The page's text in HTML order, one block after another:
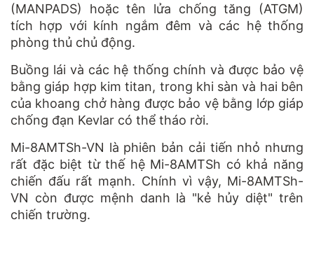
(MANPADS) hoặc tên lửa chống tăng (ATGM)
tích hợp với kính ngắm đêm và các hệ thống
phòng thủ chủ động.
Buồng lái và các hệ thống chính và được bảo vệ
bằng giáp hợp kim titan, trong khi sàn và hai bên
của khoang chở hàng được bảo vệ bằng lớp giáp
chống đạn Kevlar có thể tháo rời.
Mi-8AMTSh-VN là phiên bản cải tiến nhỏ nhưng
rất đặc biệt từ thế hệ Mi-8AMTSh có khả năng
chiến đấu rất mạnh. Chính vì vậy, Mi-8AMTSh-
VN còn được mệnh danh là "kẻ hủy diệt" trên
chiến trường.